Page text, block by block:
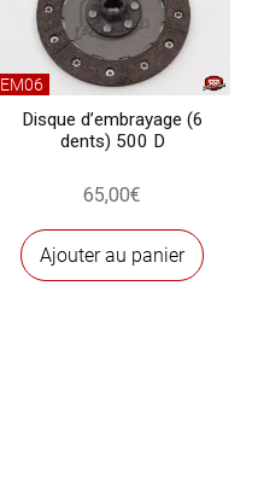
EM06
Disque d’embrayage (6
dents) 500 D
65,00€
Ajouter au panier